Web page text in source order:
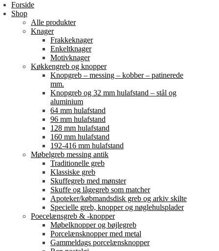
Forside
Shop
Alle produkter
Knager
Frakkeknager
Enkeltknager
Motivknager
Køkkengreb og knopper
Knopgreb – messing – kobber – patinerede
mm.
Knopgreb og 32 mm hulafstand – stål og
aluminium
64 mm hulafstand
96 mm hulafstand
128 mm hulafstand
160 mm hulafstand
192-416 mm hulafstand
Møbelgreb messing antik
Traditionelle greb
Klassiske greb
Skuffegreb med mønster
Skuffe og lågegreb som matcher
Apoteker/købmandsdisk greb og arkiv skilte
Specielle greb, knopper og nøglehulsplader
Poecelænsgreb & -knopper
Møbelknopper og bøjlegreb
Porcelænsknopper med metal
Gammeldags porcelænsknopper